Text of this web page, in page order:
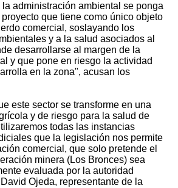
administración ambiental se ponga
que tiene como único objeto
comercial, soslayando los
y a la salud asociados al
desarrollarse al margen de la
y que pone en riesgo la actividad
en la zona", acusan los
este sector se transforme en una
y de riesgo para la salud de
todas las instancias
que la legislación nos permite
comercial, que solo pretende el
minera (Los Bronces) sea
evaluada por la autoridad
Ojeda, representante de la